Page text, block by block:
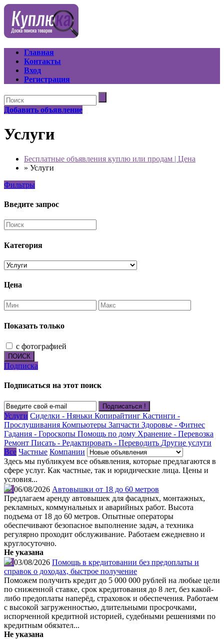
Главная
Контакты
Вход
Регистрация
Добавить объявление
Услуги
Бесплатные объявления куплю или продам | Цена
» Услуги
Фильтры
Введите запрос
Категория
Цена
Показать только
с фотографией
ПОИСК
Подписка
Подписаться на этот поиск
Подписаться !
Услуги Сиделки - Няньки Копирайтинг Кастинги -
Прослушивания Компьютеры Запчасти Здоровье - Фитнес
Гадания - Гороскопы Помощь по дому Хранение - Перевозка
Ремонт Писать - Редактировать - Переводить Другие услуги
Все Частные Компании
Здесь мы публикуем все объявления, которые предлагаются в
сфере услуг. Как частные, так и юридические лица. Цены и
условия...
06/08/2026 Автовышки от 18 до 60 метров
Предлагаем аренду автовышек для фасадных, монтажных,
рекламных, коммунальных и аварийных работ. Высота
подъема от 18 до 60 метров. Опытные операторы
обеспечивают безопасное выполнение задач, а техника
регулярно проходит обслуживание. Работаем ежедневно и
круглосуточно.
Не указана
03/08/2026 Помощь в кредитовании без предоплаты и
справок о доходах, быстрое получение
Поможем получить кредит до 5 000 000 рублей на любые цели
по сниженной ставке, срок кредитования до 8 лет, без какой-
либо предоплаты наперёд, страховок и обеспечения. Работаем
с высокой загруженностью, длительными просрочками,
испорченной кредитной историей, судебными решениями по
кредитным обязател...
Не указана